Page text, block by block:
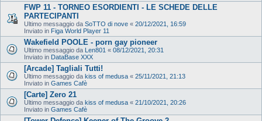
FWP 11 - TORNEO ESORDIENTI - LE SCHEDE DELLE
PARTECIPANTI
Ultimo messaggio da SoTTO di nove « 20/12/2021, 16:59
Inviato in Figa World Player 11
Wakefield POOLE - porn gay pioneer
Ultimo messaggio da Len801 « 08/12/2021, 20:31
Inviato in DataBase XXX
[Arcade] Tagliali Tutti!
Ultimo messaggio da kiss of medusa « 25/11/2021, 21:13
Inviato in Games Cafè
[Carte] Zero 21
Ultimo messaggio da kiss of medusa « 21/10/2021, 20:26
Inviato in Games Cafè